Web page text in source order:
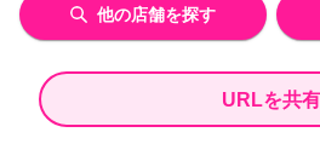
他の店舗を探す
URLを共有